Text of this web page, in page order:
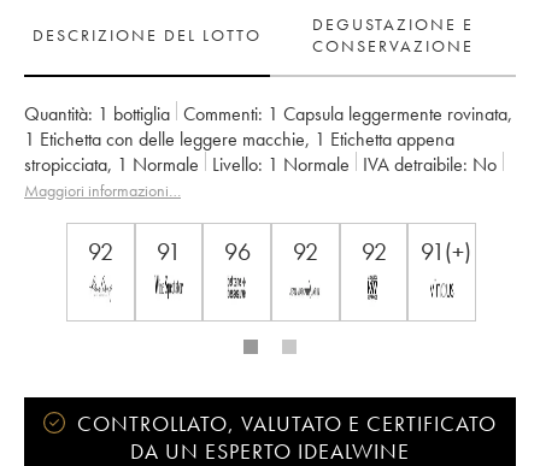
DESCRIZIONE DEL LOTTO
DEGUSTAZIONE E
CONSERVAZIONE
Quantità: 1 bottiglia Commenti: 1 Capsula leggermente rovinata,
1 Etichetta con delle leggere macchie, 1 Etichetta appena
stropicciata, 1 Normale Livello: 1 Normale IVA detraibile:
no
Regione:
Valle del Rodano
Proprietario:
Emmanuel Reynaud
Maggiori informazioni…
92 91 96 92 92 91(+)
CONTROLLATO, VALUTATO E CERTIFICATO
DA UN ESPERTO IDEALWINE